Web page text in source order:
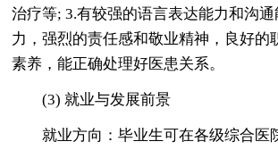
治疗等; 3.有较强的语言表达能力和沟
力，强烈的责任感和敬业精神，良好的
素养，能正确处理好医患关系。
(3) 就业与发展前景
就业方向：毕业生可在各级综合医